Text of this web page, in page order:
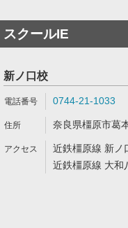
スクールIE
新ノ口校
0744-21-1033
奈良県橿原市葛
近鉄橿原線 新ノ
近鉄橿原線 大和